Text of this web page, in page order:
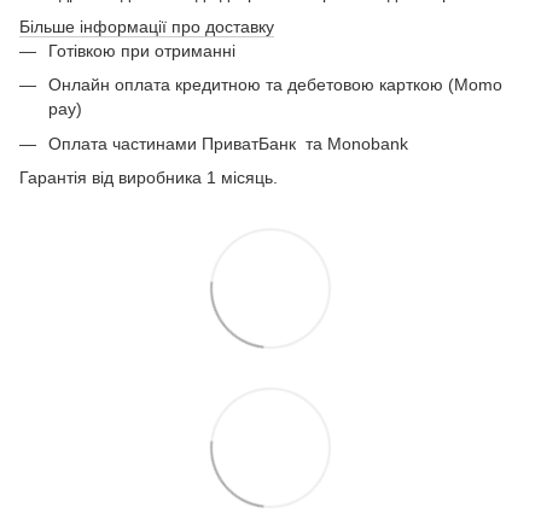
Більше інформації про доставку
Готівкою при отриманні
Онлайн оплата кредитною та дебетовою карткою (Momo
pay)
Оплата частинами ПриватБанк та Monobank
Гарантія від виробника 1 місяць.